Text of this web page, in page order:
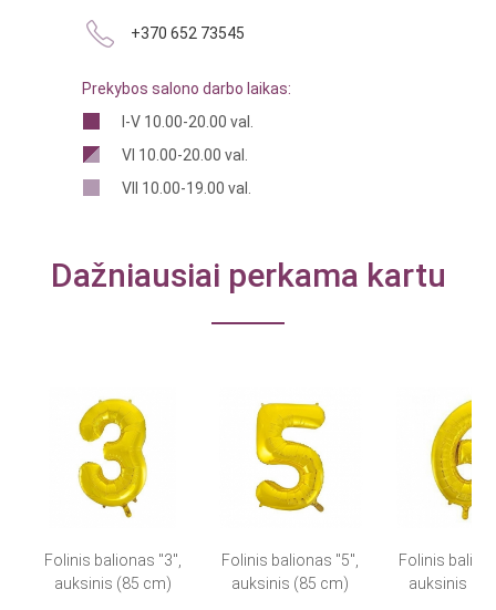
+370 652 73545
Prekybos salono darbo laikas:
I-V 10.00-20.00 val.
VI 10.00-20.00 val.
VII 10.00-19.00 val.
Dažniausiai perkama kartu
Folinis balionas "3",
auksinis (85 cm)
Folinis balionas "5",
auksinis (85 cm)
Folinis
auksinis